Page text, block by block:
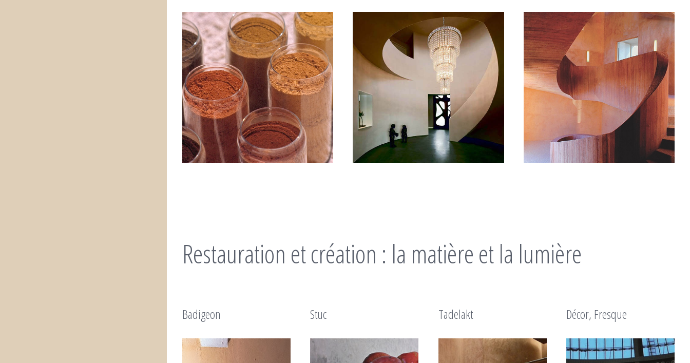
Restauration et création : la matière et la lumière
Badigeon Stuc Tadelakt Décor, Fresque